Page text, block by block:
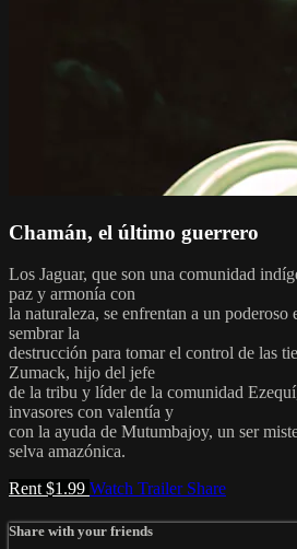
Chamán, el último guerrero
Los Jaguar, que son una comunidad
paz y armonía con
la naturaleza, se enfrentan a un poderoso
sembrar la
destrucción para tomar el control de las
Zumack, hijo del jefe
de la tribu y líder de la comunidad
invasores con valentía y
con la ayuda de Mutumbajoy, un ser
selva amazónica.
Rent $1.99 Watch Trailer Share
Share with your friends